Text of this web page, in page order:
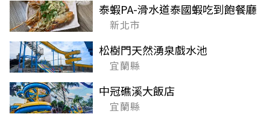
泰蝦PA-滑水道泰國蝦吃到飽餐廳
新北市
松樹門天然湧泉戲水池
宜蘭縣
中冠礁溪大飯店
宜蘭縣